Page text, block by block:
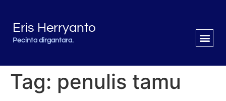
Eris Herryanto
Pecinta dirgantara.
Tag: penulis tamu